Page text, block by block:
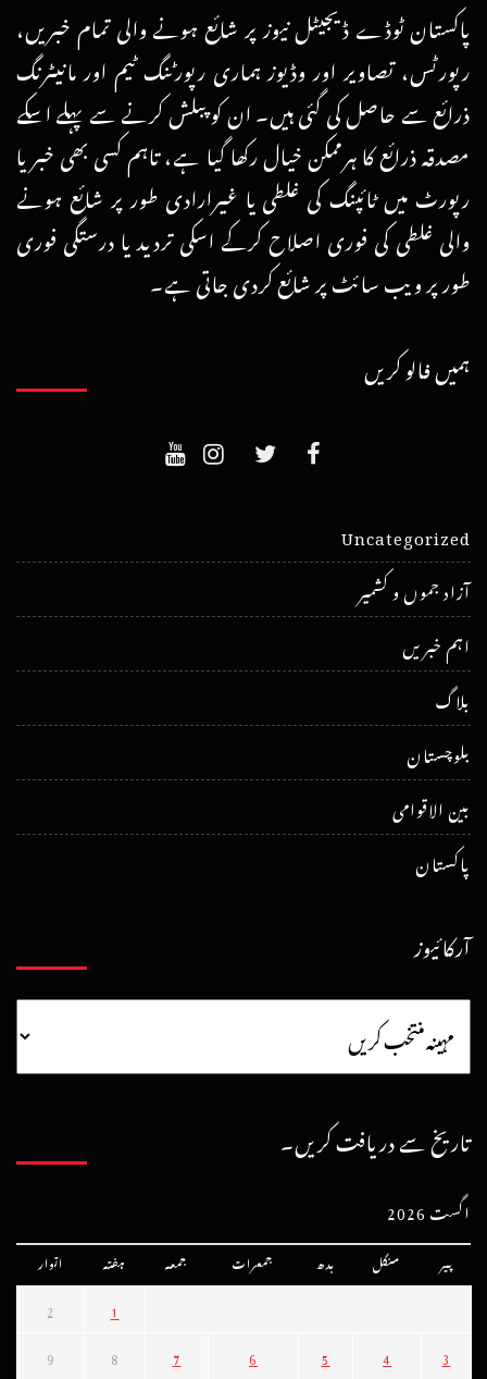
پاکستان ٹوڈے ڈیجیٹل نیوز پر شائع ہونے والی تمام خبریں،
رپورٹس، تصاویر اور وڈیوز ہماری رپورٹنگ ٹیم اور مانیٹرنگ
ذرائع سے حاصل کی گئی ہیں۔ ان کو پبلش کرنے سے پہلے اسکے
مصدقہ ذرائع کا ہرممکن خیال رکھا گیا ہے، تاہم کسی بھی خبر یا
رپورٹ میں ٹائپنگ کی غلطی یا غیرارادی طور پر شائع ہونے
والی غلطی کی فوری اصلاح کرکے اسکی تردید یا درستگی فوری
طور پر ویب سائٹ پر شائع کردی جاتی ہے۔
ہمیں فالو کریں
Uncategorized
آزاد جموں و کشمیر
اہم خبریں
بلاگ
بلوچستان
بین الاقوامی
پاکستان
آرکائیوز
تاریخ سے دریافت کریں۔
اگست 2026
پیر منگل بدھ جمعرات جمعہ ہفتہ اتوار
1
2
3
4
5
6
7
8
9